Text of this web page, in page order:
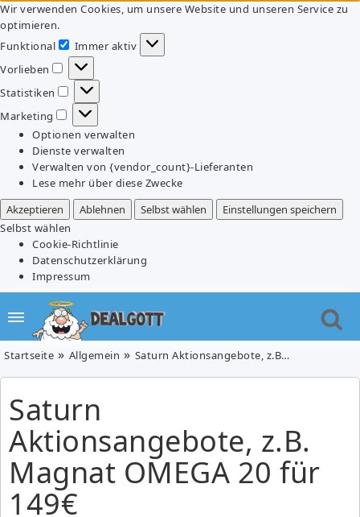
Wir verwenden Cookies, um unsere Website und unseren Service zu
optimieren.
Funktional
Funktional
Immer aktiv
Vorlieben
Vorlieben
Statistiken
Statistiken
Marketing
Marketing
Optionen verwalten
Dienste verwalten
Verwalten von {vendor_count}-Lieferanten
Lese mehr über diese Zwecke
Akzeptieren
Ablehnen Selbst wählen
Einstellungen speichern
Selbst wählen
Cookie-Richtlinie
Datenschutzerklärung
Impressum
Startseite Allgemein Saturn Aktionsangebote, z.B. Magnat OMEGA 20 für 149€
Saturn
Aktionsangebote, z.B.
Magnat OMEGA 20 für
149€